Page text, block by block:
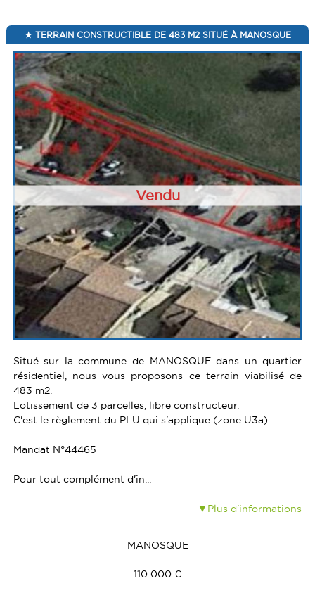
TERRAIN CONSTRUCTIBLE DE 483 M2 SITUÉ À MANOSQUE
Vendu
Situé sur la commune de MANOSQUE dans un quartier
résidentiel, nous vous proposons ce terrain viabilisé de
483 m2.
Lotissement de 3 parcelles, libre constructeur.
C'est le règlement du PLU qui s'applique (zone U3a).
Mandat N°44465
Pour tout complément d'in...
Plus d'informations
MANOSQUE
110 000 €